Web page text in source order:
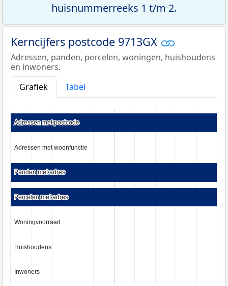
huisnummerreeks 1 t/m 2.
Kerncijfers postcode 9713GX
Adressen, panden, percelen, woningen, huishoudens
en inwoners.
Grafiek
Tabel
Adressen met postcode
Adressen met postcode
Adressen met woonfunctie
Adressen met woonfunctie
Panden met adres
Panden met adres
Percelen met adres
Percelen met adres
Woningvoorraad
Woningvoorraad
Huishoudens
Huishoudens
Inwoners
Inwoners